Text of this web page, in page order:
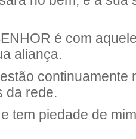
é com
aliança.
continuamente
da rede.
tem piedade de